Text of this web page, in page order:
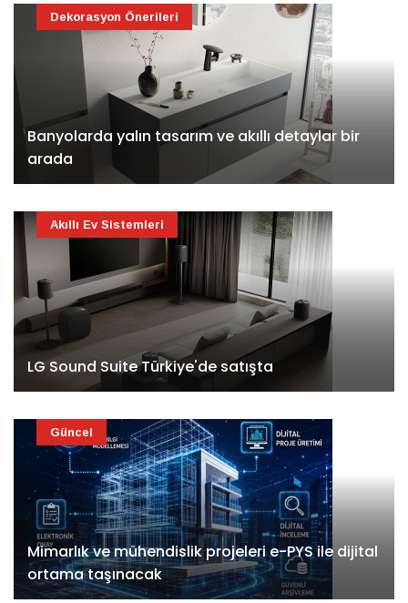
Banyolarda yalın tasarım ve akıllı detaylar bir
arada
Dekorasyon Önerileri
LG Sound Suite Türkiye'de satışta
Akıllı Ev Sistemleri
Mimarlık ve mühendislik projeleri e-PYS ile dijital
ortama taşınacak
Güncel